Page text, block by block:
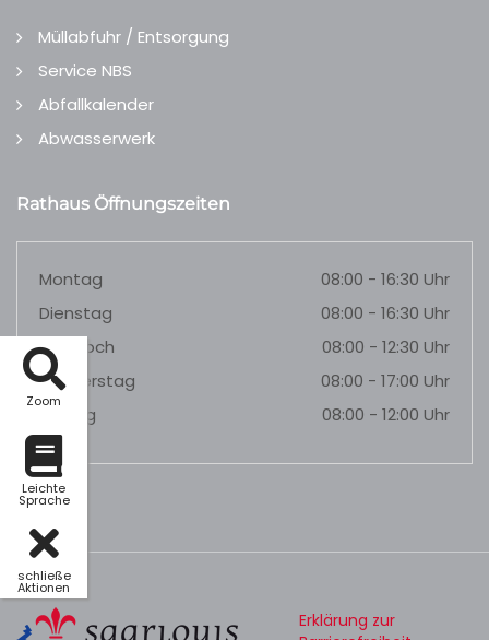
Zoom
Leichte
Sprache
schließe
Aktionen
Müllabfuhr / Entsorgung
Service NBS
Abfallkalender
Abwasserwerk
Rathaus Öffnungszeiten
Montag
08:00 - 16:30 Uhr
Dienstag
08:00 - 16:30 Uhr
Mittwoch
08:00 - 12:30 Uhr
Donnerstag
08:00 - 17:00 Uhr
Freitag
08:00 - 12:00 Uhr
Erklärung zur